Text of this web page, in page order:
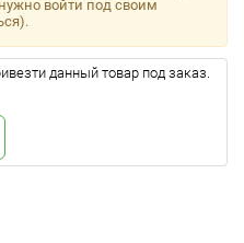
войти под своим
данный товар под заказ.